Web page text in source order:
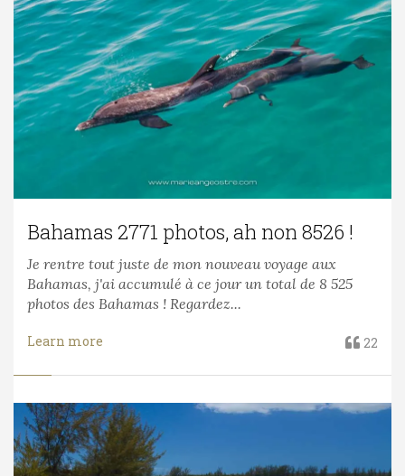
Bahamas 2771 photos, ah non 8526 !
Je rentre tout juste de mon nouveau voyage aux
Bahamas, j'ai accumulé à ce jour un total de 8 525
photos des Bahamas ! Regardez...
Learn more 22